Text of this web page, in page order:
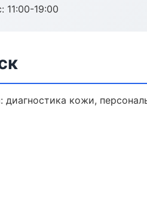
11:00-19:00
кожи,